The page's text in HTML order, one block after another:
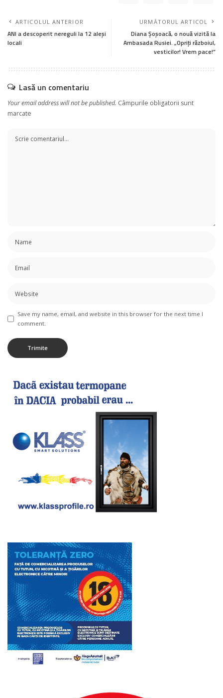
ARTICOLUL ANTERIOR
ANI a descoperit nereguli la 12 aleşi
locali
URMĂTORUL ARTICOL
Diana Șoșoacă, o nouă vizită la
Ambasada Rusiei. „Opriți războiul,
vesticilor! Vrem pace!”
Lasă un comentariu
Your email address will not be published. Câmpurile obligatorii sunt
marcate
Save my name, email, and website in this browser for the next time I
comment.